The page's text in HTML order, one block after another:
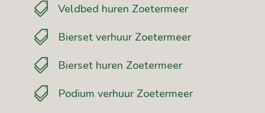
 Veldbed huren Zoetermeer
 Bierset verhuur Zoetermeer
 Bierset huren Zoetermeer
 Podium verhuur Zoetermeer